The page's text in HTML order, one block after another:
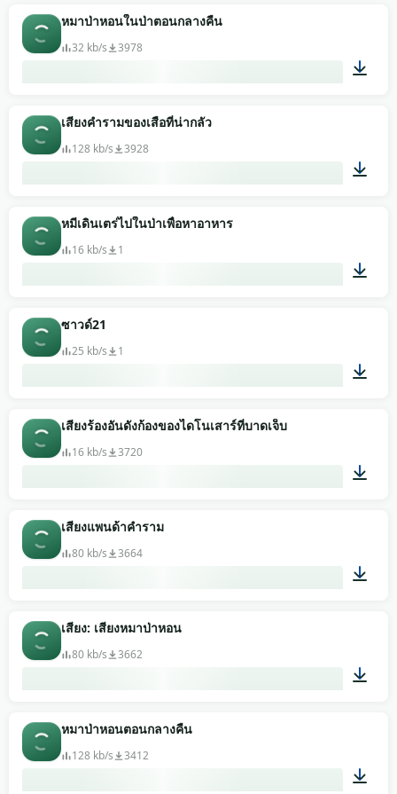
หมาป่าหอนในป่าตอนกลางคืน
32 kb/s 3978
เสียงคำรามของเสือที่น่ากลัว
128 kb/s 3928
หมีเดินเตร่ไปในป่าเพื่อหาอาหาร
16 kb/s 1
ซาวด์21
25 kb/s 1
เสียงร้องอันดังก้องของไดโนเสาร์ที่บาดเจ็บ
16 kb/s 3720
เสียงแพนด้าคำราม
80 kb/s 3664
เสียง: เสียงหมาป่าหอน
80 kb/s 3662
หมาป่าหอนตอนกลางคืน
128 kb/s 3412